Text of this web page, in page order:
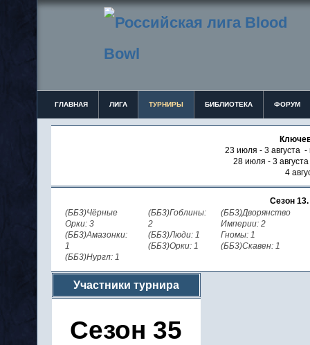
ГЛАВНАЯ ЛИГА ТУРНИРЫ БИБЛИОТЕКА ФОРУМ
23 июля - 3 августа -
28 июля - 3
4
Сезон 13.
(ББ3)Чёрные
Орки: 3
(ББ3)Амазонки:
1
(ББ3)Нургл: 1
(ББ3)Гоблины:
2
(ББ3)Люди: 1
(ББ3)Орки: 1
(ББ3)Дворянство
Империи: 2
Гномы: 1
(ББ3)Скавен: 1
Участники турнира
Сезон 35